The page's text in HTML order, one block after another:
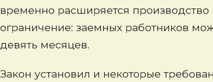
временно расширяется
ограничение: заемных работников
девять месяцев.
Закон установил и некоторые